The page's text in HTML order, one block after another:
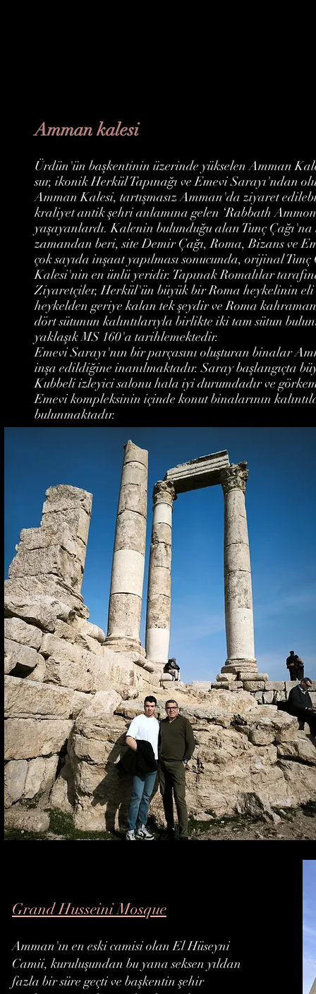
Amman kalesi
Ürdün'ün başkentinin üzerinde yükselen Amman
sur, ikonik Herkül Tapınağı ve Emevi Sarayı'ndan
Amman Kalesi, tartışmasız Amman'da ziyaret
kraliyet antik şehri anlamına gelen ‘Rabbath
yaşayanlardı. Kalenin bulunduğu alan Tunç
zamandan beri, site Demir Çağı, Roma, Bizans ve
çok sayıda inşaat yapılması sonucunda, orijinal
Kalesi'nin en ünlü yeridir. Tapınak Romalılar
Ziyaretçiler, Herkül'ün büyük bir Roma heykelinin
heykelden geriye kalan tek şeydir ve Roma
dört sütunun kalıntılarıyla birlikte iki tam sütun
yaklaşık MS 160'a tarihlemektedir.
Emevi Sarayı'nın bir parçasını oluşturan binalar
inşa edildiğine inanılmaktadır. Saray başlangıçta
Kubbeli izleyici salonu hala iyi durumdadır ve
Emevi kompleksinin içinde konut binalarının
bulunmaktadır.
Grand Husseini Mosque
Amman'ın en eski camisi olan El Hüseyni
Camii, kuruluşundan bu yana seksen yıldan
fazla bir süre geçti ve başkentin şehir